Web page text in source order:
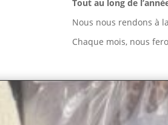
Tout au long de
Nous nous rendons à
Chaque mois, nous